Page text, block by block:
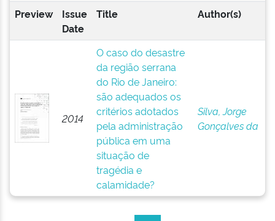
Preview
Issue
Date
Title Author(s)
2014
O caso do desastre
da região serrana
do Rio de Janeiro:
são adequados os
critérios adotados
pela administração
pública em uma
situação de
tragédia e
calamidade?
Silva, Jorge
Gonçalves da